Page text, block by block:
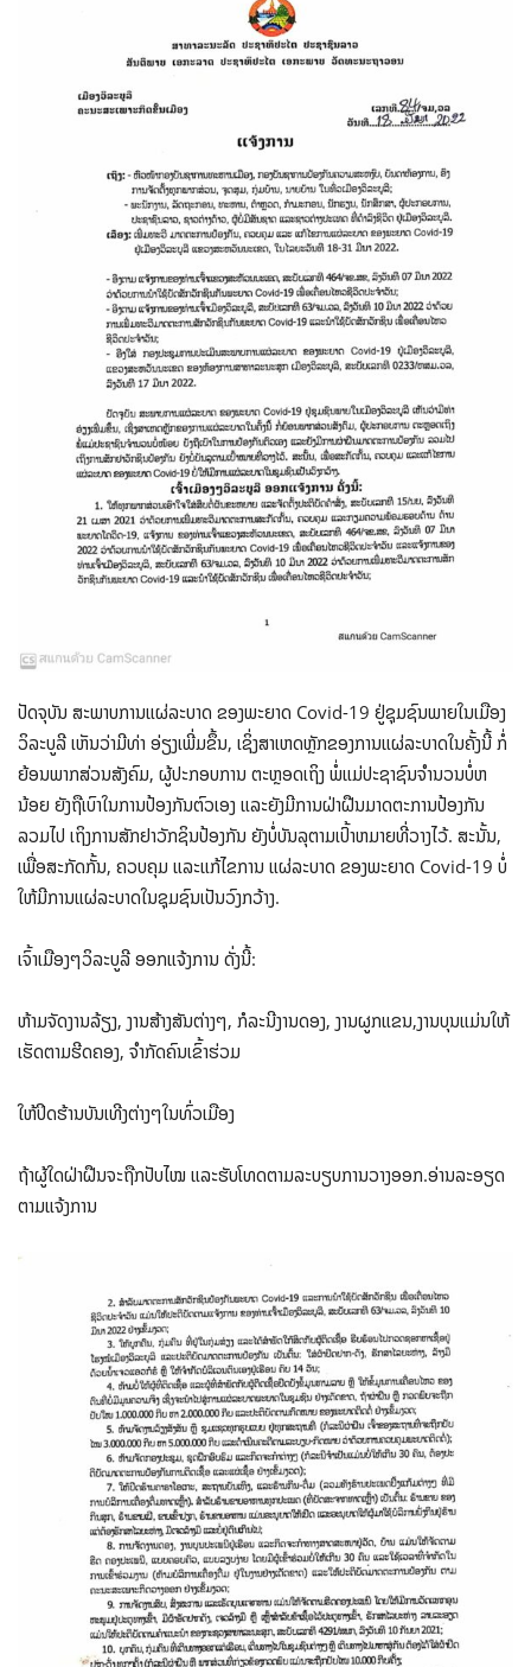
ປັດຈຸບັນ ສະພາບການແຜ່ລະບາດ ຂອງພະຍາດ Covid-19 ຢູ່ຊຸມຊົນພາຍໃນເມືອງ
ວິລະບູລີ ເຫັນວ່າມີທ່າ ອ່ຽງເພີ່ມຂຶ້ນ, ເຊິ່ງສາເຫດຫຼັກຂອງການແຜ່ລະບາດໃນຄັ້ງນີ້ ກໍ່
ຍ້ອນພາກສ່ວນສັງຄົມ, ຜູ້ປະກອບການ ຕະຫຼອດເຖິງ ພໍ່ແມ່ປະຊາຊົນຈໍານວນບໍ່ຫ
ນ້ອຍ ຍັງຖືເບົາໃນການປ້ອງກັນຕົວເອງ ແລະຍັງມີການຝ່າຝືນມາດຕະການປ້ອງກັນ
ລວມໄປ ເຖິງການສັກຢາວັກຊິນປ້ອງກັນ ຍັງບໍ່ບັນລຸຕາມເປົ້າຫມາຍທີ່ວາງໄວ້. ສະນັ້ນ,
ເພື່ອສະກັດກັ້ນ, ຄວບຄຸມ ແລະແກ້ໄຂການ ແຜ່ລະບາດ ຂອງພະຍາດ Covid-19 ບໍ່
ໃຫ້ມີການແຜ່ລະບາດໃນຊຸມຊົນເປັນວົງກວ້າງ.
ເຈົ້າເມືອງໆວິລະບູລີ ອອກແຈ້ງການ ດັ່ງນີ້:
ຫ້າມຈັດງານລ້ຽງ, ງານສ້າງສັນຕ່າງໆ,​ ກໍລະນີງານດອງ,​ ງານຜູກແຂນ,​ງານບຸນແມ່ນໃຫ້
ເຮັດຕາມຮີດຄອງ,​ ຈໍາກັດຄົນເຂົ້າຮ່ວມ
ໃຫ້ປິດຮ້ານບັນເທີງຕ່າງໆໃນທົ່ວເມືອງ
ຖ້າຜູ້ໃດຝ່າຝືນຈະຖືກປັບໄໝ ແລະຮັບໂທດຕາມລະບຽບການວາງອອກ.​ອ່ານລະອຽດ
ຕາມແຈ້ງການ